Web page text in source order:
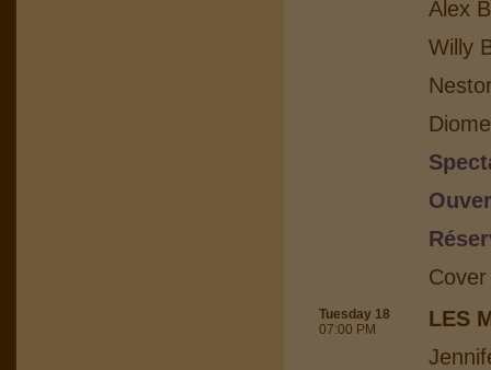
Alex
Willy
Tuesday 18
07:00 PM
LES